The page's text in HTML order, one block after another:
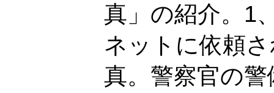
真」の紹介。1
ネットに依頼
真。警察官の